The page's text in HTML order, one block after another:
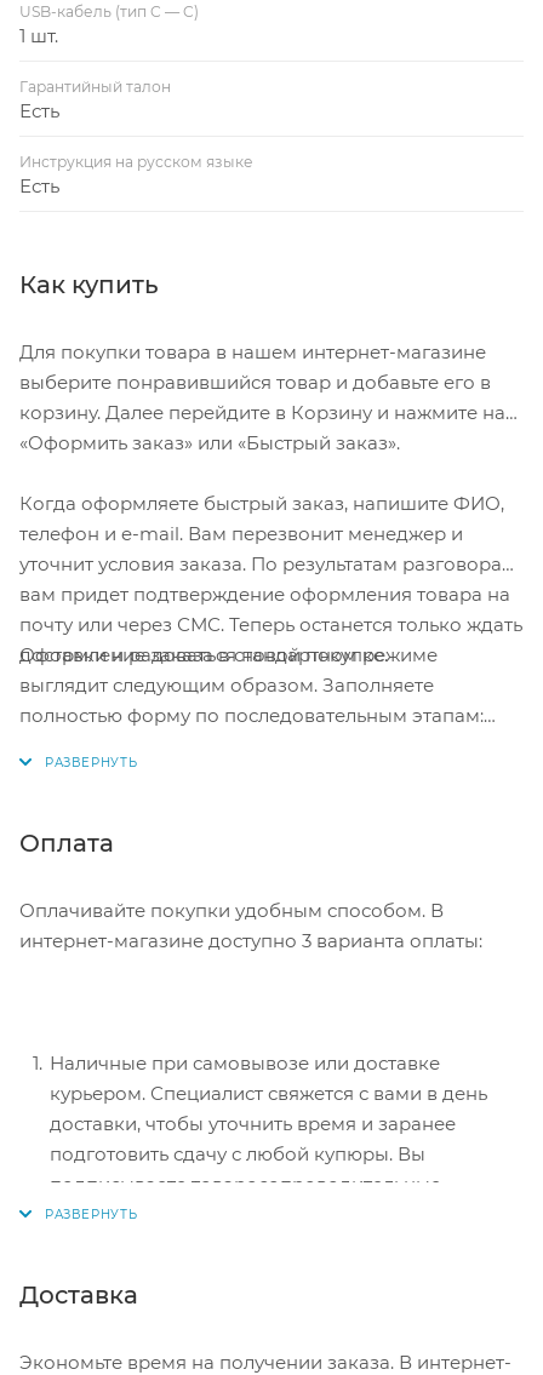
USB-кабель (тип C — C)
1 шт.
Гарантийный талон
Есть
Инструкция на русском языке
Есть
Как купить
Для покупки товара в нашем интернет-магазине
выберите понравившийся товар и добавьте его в
корзину. Далее перейдите в Корзину и нажмите на
«Оформить заказ» или «Быстрый заказ».
Когда оформляете быстрый заказ, напишите ФИО,
телефон и e-mail. Вам перезвонит менеджер и
уточнит условия заказа. По результатам разговора
вам придет подтверждение оформления товара на
почту или через СМС. Теперь останется только ждать
доставки и радоваться новой покупке.
Оформление заказа в стандартном режиме
выглядит следующим образом. Заполняете
полностью форму по последовательным этапам:
Нажмите кнопку «Оформить заказ».
Оплата
Оплачивайте покупки удобным способом. В
интернет-магазине доступно 3 варианта оплаты:
Наличные при самовывозе или доставке
курьером. Специалист свяжется с вами в день
доставки, чтобы уточнить время и заранее
подготовить сдачу с любой купюры. Вы
подписываете товаросопроводительные
документы, вносите денежные средства,
Доставка
Экономьте время на получении заказа. В интернет-